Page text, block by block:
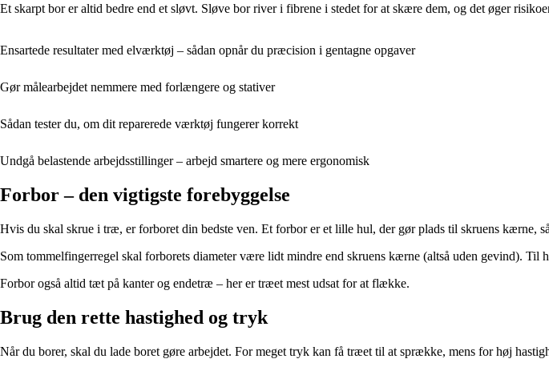
Et skarpt bor er altid bedre end et sløvt. Sløve bor river i fibrene i stedet for at skære dem, og det øger
Ensartede resultater med elværktøj – sådan opnår du præcision i gentagne opgaver
Gør målearbejdet nemmere med forlængere og stativer
Sådan tester du, om dit reparerede værktøj fungerer korrekt
Undgå belastende arbejdsstillinger – arbejd smartere og mere ergonomisk
Forbor – den vigtigste forebyggelse
Hvis du skal skrue i træ, er forboret din bedste ven. Et forbor er et lille hul, der gør plads til skruens kærne,
Som tommelfingerregel skal forborets diameter være lidt mindre end skruens kærne (altså uden gevind).
Forbor også altid tæt på kanter og endetræ – her er træet mest udsat for at flække.
Brug den rette hastighed og tryk
Når du borer, skal du lade boret gøre arbejdet. For meget tryk kan få træet til at sprække, mens for høj